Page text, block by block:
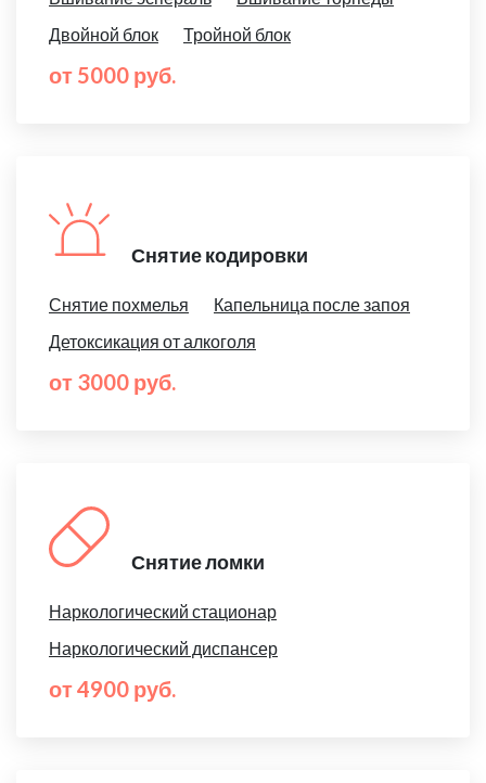
Двойной блок
Тройной блок
от 5000 руб.
Снятие кодировки
Снятие похмелья
Капельница после запоя
Детоксикация от алкоголя
от 3000 руб.
Снятие ломки
Наркологический стационар
Наркологический диспансер
от 4900 руб.